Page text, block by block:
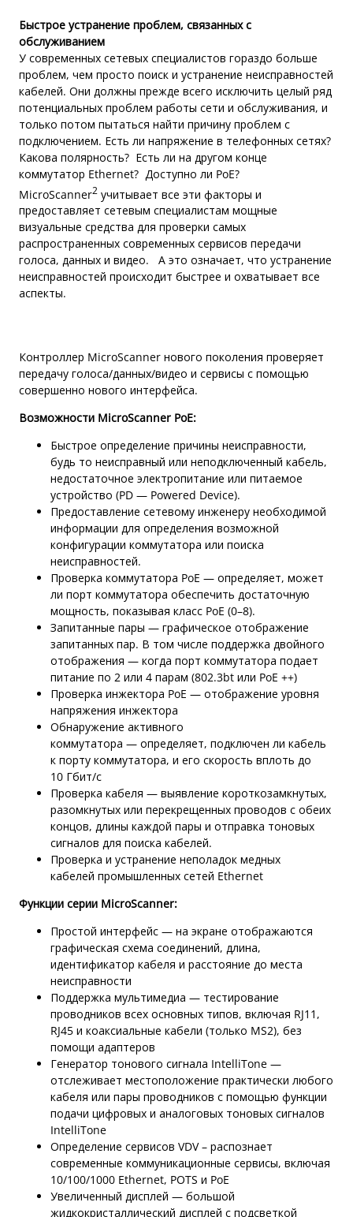
Быстрое устранение проблем, связанных с
обслуживанием
У современных сетевых специалистов гораздо больше
проблем, чем просто поиск и устранение неисправностей
кабелей. Они должны прежде всего исключить целый ряд
потенциальных проблем работы сети и обслуживания, и
только потом пытаться найти причину проблем с
подключением. Есть ли напряжение в телефонных сетях?
Какова полярность? Есть ли на другом конце
коммутатор Ethernet? Доступно ли PoE?
MicroScanner2 учитывает все эти факторы и
предоставляет сетевым специалистам мощные
визуальные средства для проверки самых
распространенных современных сервисов передачи
голоса, данных и видео. А это означает, что устранение
неисправностей происходит быстрее и охватывает все
аспекты.
Контроллер MicroScanner нового поколения проверяет
передачу голоса/данных/видео и сервисы с помощью
совершенно нового интерфейса.
Возможности MicroScanner PoE:
Быстрое определение причины неисправности,
будь то неисправный или неподключенный кабель,
недостаточное электропитание или питаемое
устройство (PD — Powered Device).
Предоставление сетевому инженеру необходимой
информации для определения возможной
конфигурации коммутатора или поиска
неисправностей.
Проверка коммутатора PoE — определяет, может
ли порт коммутатора обеспечить достаточную
мощность, показывая класс PoE (0–8).
Запитанные пары — графическое отображение
запитанных пар. В том числе поддержка двойного
отображения — когда порт коммутатора подает
питание по 2 или 4 парам (802.3bt или PoE ++)
Проверка инжектора PoE — отображение уровня
напряжения инжектора
Обнаружение активного
коммутатора — определяет, подключен ли кабель
к порту коммутатора, и его скорость вплоть до
10 Гбит/с
Проверка кабеля — выявление короткозамкнутых,
разомкнутых или перекрещенных проводов с обеих
концов, длины каждой пары и отправка тоновых
сигналов для поиска кабелей.
Проверка и устранение неполадок медных
кабелей промышленных сетей Ethernet
Функции серии MicroScanner:
Простой интерфейс — на экране отображаются
графическая схема соединений, длина,
идентификатор кабеля и расстояние до места
неисправности
Поддержка мультимедиа — тестирование
проводников всех основных типов, включая RJ11,
RJ45 и коаксиальные кабели (только MS2), без
помощи адаптеров
Генератор тонового сигнала IntelliTone —
отслеживает местоположение практически любого
кабеля или пары проводников с помощью функции
подачи цифровых и аналоговых тоновых сигналов
IntelliTone
Определение сервисов VDV – распознает
современные коммуникационные сервисы, включая
10/100/1000 Ethernet, POTS и PoE
Увеличенный дисплей — большой
жидкокристаллический дисплей с подсветкой